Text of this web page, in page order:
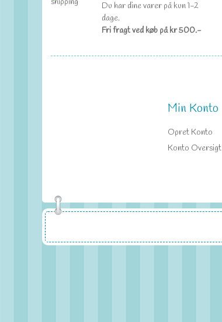
Du har dine varer på kun 1-2
dage.
Fri fragt ved køb på kr 500.-
Min Konto
Opret Konto
Konto Oversigt